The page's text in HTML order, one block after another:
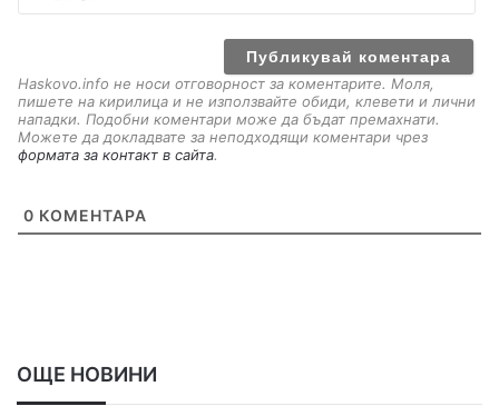
a
Haskovo.info не носи отговорност за коментарите. Моля,
пишете на кирилица и не използвайте обиди, клевети и лични
нападки. Подобни коментари може да бъдат премахнати.
Можете да докладвате за неподходящи коментари чрез
формата за контакт в сайта.
0 КОМЕНТАРА
ОЩЕ НОВИНИ